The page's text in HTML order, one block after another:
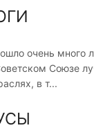
очень
Союзе
в т...